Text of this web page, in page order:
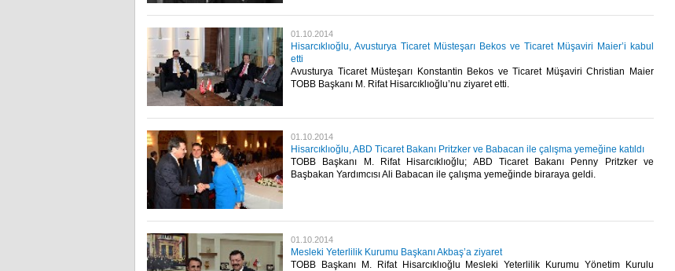
01.10.2014
Hisarcıklıoğlu, Avusturya Ticaret Müsteşarı Bekos ve Ticaret Müşaviri Maier’i kabul
etti
Avusturya Ticaret Müsteşarı Konstantin Bekos ve Ticaret Müşaviri Christian Maier
TOBB Başkanı M. Rifat Hisarcıklıoğlu’nu ziyaret etti.​
01.10.2014
Hisarcıklıoğlu, ABD Ticaret Bakanı Pritzker ve Babacan ile çalışma yemeğine katıldı
TOBB Başkanı M. Rifat Hisarcıklıoğlu; ABD Ticaret Bakanı Penny Pritzker ve
Başbakan Yardımcısı Ali Babacan ile çalışma yemeğinde biraraya geldi.​
01.10.2014
Mesleki Yeterlilik Kurumu Başkanı Akbaş’a ziyaret
TOBB Başkanı M. Rifat Hisarcıklıoğlu Mesleki Yeterlilik Kurumu Yönetim Kurulu